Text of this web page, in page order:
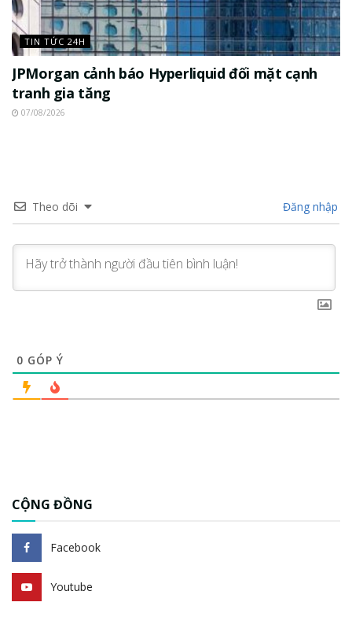
TIN TỨC 24H
JPMorgan cảnh báo Hyperliquid đối mặt cạnh
tranh gia tăng
07/08/2026
Theo dõi Đăng nhập
0 GÓP Ý
CỘNG ĐỒNG
Facebook
Youtube